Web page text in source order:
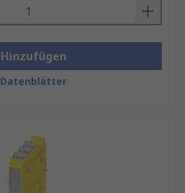
Hinzufügen
Datenblätter